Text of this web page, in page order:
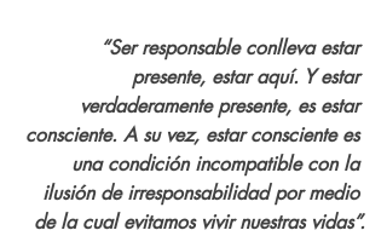
“Ser responsable conlleva estar
presente, estar aquí. Y estar
verdaderamente presente, es estar
consciente. A su vez, estar consciente es
una condición incompatible con la
ilusión de irresponsabilidad por medio
de la cual evitamos vivir nuestras vidas”.